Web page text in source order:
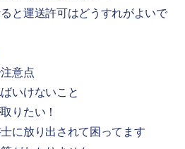
と運送許可はどうすれがよいで
意点
いけないこと
りたい！
に放り出されて困ってます